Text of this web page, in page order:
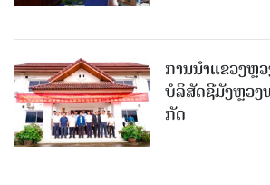
ການນຳແຂວງຫຼ
ບໍ​ລິ​ສັດຊີມັງຫຼວງ
ກັດ